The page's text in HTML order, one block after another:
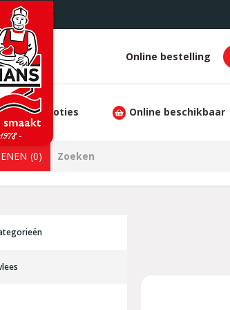
White
Online bestelling
Promoties Online beschikbaar
(0)